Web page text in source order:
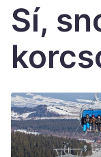
Suomi
Україна
Sí,